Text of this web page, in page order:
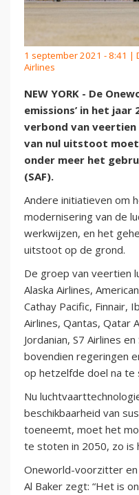
1 september 2021 - 8:41 |
Airlines
NEW YORK - De
emissions’ in het
verbond van
van nul uitstoot
onder meer het
(SAF).
Andere initiatieven om
modernisering van de
werkwijzen, en het
uitstoot op de grond.
De groep van veertien
Alaska Airlines,
Cathay Pacific, Finnair,
Airlines, Qantas, Qatar
Jordanian, S7 Airlines
bovendien regeringen
op hetzelfde doel na te
Nu
beschikbaarheid van
toeneemt, moet het
te stoten in 2050, zo is
Oneworld-voorzitter
Al Baker zegt: “Het is